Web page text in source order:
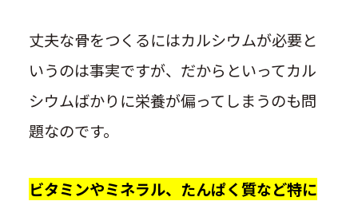
丈夫な骨をつくるにはカルシウムが必要と
いうのは事実ですが、だからといってカル
シウムばかりに栄養が偏ってしまうのも問
題なのです。
ビタミンやミネラル、たんぱく質など特に